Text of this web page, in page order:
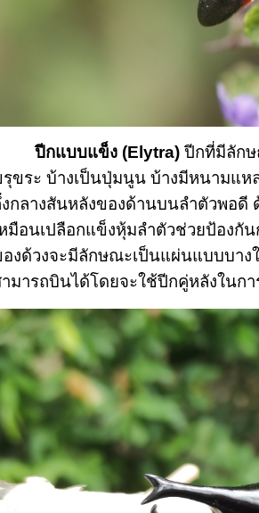
ปีกแบบแข็ง (Elytra) ปีกที่มีลักษ
ขระ บ้างเป็นปุ่มนูน บ้างมีหนามแห
กลางสันหลังของด้านบนลำตัวพอดี
มือนเปลือกแข็งหุ้มลำตัวช่วยป้องกั
งด้วงจะมีลักษณะเป็นแผ่นแบบบา
มารถบินได้โดยจะใช้ปีกคู่หลังในกา